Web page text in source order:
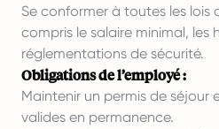
Se conformer à toutes les lois
compris le salaire minimal, les
réglementations de sécurité.
Obligations de l’employé :
Maintenir un permis de séjour
valides en permanence.